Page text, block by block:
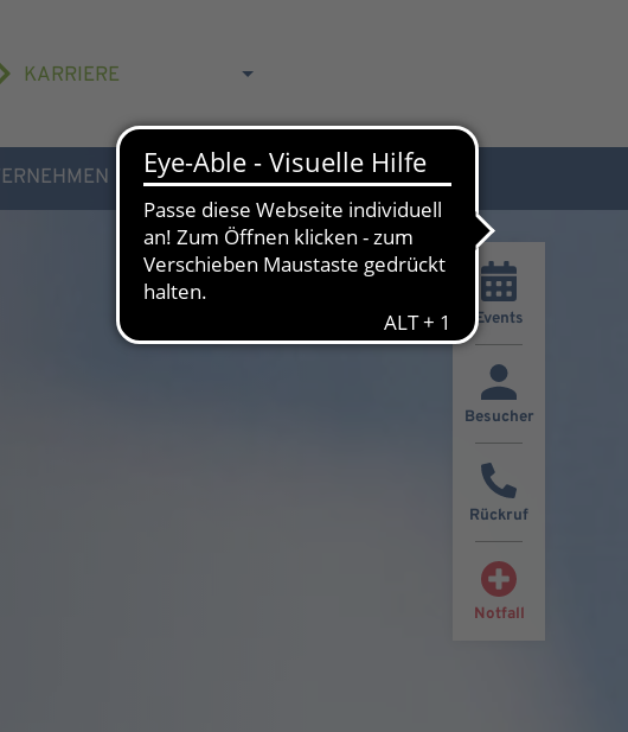
KARRIERE
AKTUELLES & KONTAKT
Events
Besucher
Rückruf
Notfall